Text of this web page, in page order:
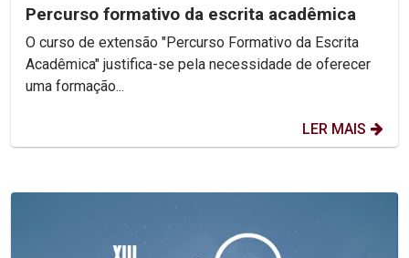
Percurso formativo da escrita acadêmica
O curso de extensão "Percurso Formativo da Escrita
Acadêmica" justifica-se pela necessidade de oferecer
uma formação...
LER MAIS